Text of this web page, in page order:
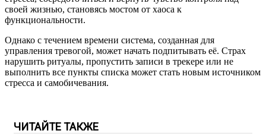
своей жизнью, становясь мостом от хаоса к
функциональности.
Однако с течением времени система, созданная для
управления тревогой, может начать подпитывать её. Страх
нарушить ритуалы, пропустить записи в трекере или не
выполнить все пункты списка может стать новым источником
стресса и самобичевания.
ЧИТАЙТЕ ТАКЖЕ